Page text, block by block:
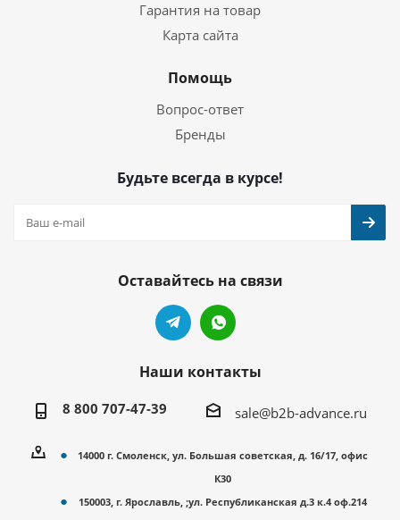
Гарантия на товар
Карта сайта
Помощь
Вопрос-ответ
Бренды
Будьте всегда в курсе!
Оставайтесь на связи
Наши контакты
8 800 707-47-39 sale@b2b-advance.ru
14000 г. Смоленск, ул. Большая советская, д. 16/17, офис
К30
150003, г. Ярославль, ;ул. Республиканская д.3 к.4 оф.214